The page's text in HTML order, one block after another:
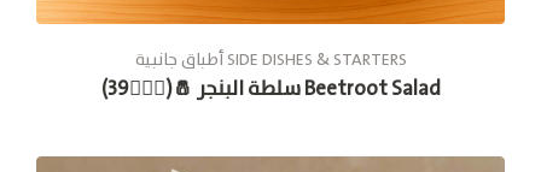
أطباق جانبية SIDE DISHES & STARTERS
سلطة البنجر 🧂(🚶🏽‍♂️39) Beetroot Salad